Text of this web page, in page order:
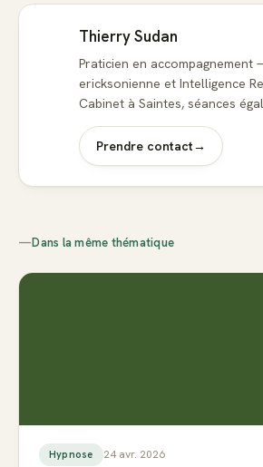
Thierry Sudan
Praticien en accompagnement
ericksonienne et Intelligence
Cabinet à Saintes, séances
Prendre contact→
—Dans la même thématique
Hypnose 24 avr. 2026